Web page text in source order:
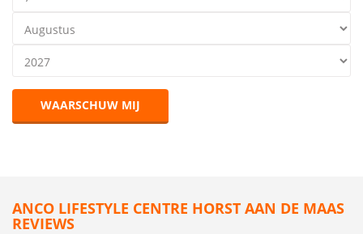
WAARSCHUW MIJ
ANCO LIFESTYLE CENTRE HORST AAN DE MAAS
REVIEWS